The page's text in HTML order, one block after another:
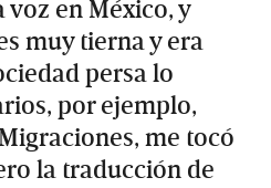
voz en México, y
muy tierna y era
persa lo
por ejemplo,
me tocó
la traducción de